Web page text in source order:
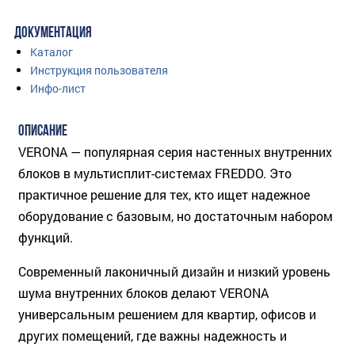
ДОКУМЕНТАЦИЯ
Каталог
Инструкция пользователя
Инфо-лист
ОПИСАНИЕ
VERONA — популярная серия настенных внутренних
блоков в мультисплит-системах FREDDO. Это
практичное решение для тех, кто ищет надежное
оборудование с базовым, но достаточным набором
функций.
Современный лаконичный дизайн и низкий уровень
шума внутренних блоков делают VERONA
универсальным решением для квартир, офисов и
других помещений, где важны надежность и